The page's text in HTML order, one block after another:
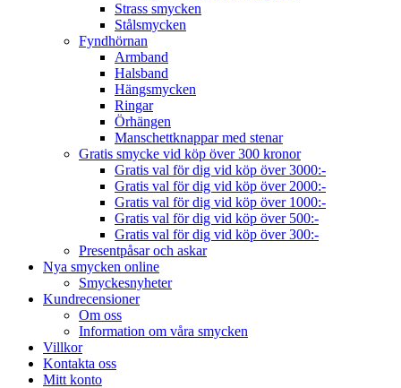
Strass smycken
Stålsmycken
Fyndhörnan
Armband
Halsband
Hängsmycken
Ringar
Örhängen
Manschettknappar med stenar
Gratis smycke vid köp över 300 kronor
Gratis val för dig vid köp över 3000:-
Gratis val för dig vid köp över 2000:-
Gratis val för dig vid köp över 1000:-
Gratis val för dig vid köp över 500:-
Gratis val för dig vid köp över 300:-
Presentpåsar och askar
Nya smycken online
Smyckesnyheter
Kundrecensioner
Om oss
Information om våra smycken
Villkor
Kontakta oss
Mitt konto